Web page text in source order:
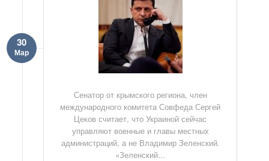
30
Мар
Сенатор от крымского региона, член
международного комитета Совфеда Сергей
Цеков считает, что Украиной сейчас
управляют военные и главы местных
администраций, а не Владимир Зеленский.
«Зеленский...